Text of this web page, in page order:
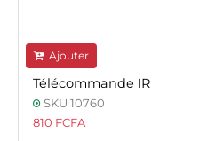
Ajouter
Télécommande IR
SKU 10760
810 FCFA